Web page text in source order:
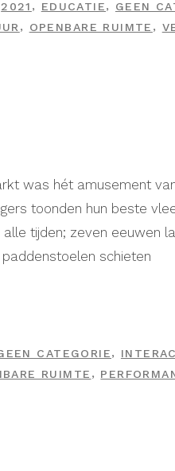
2021 , EDUCATIE, GEEN
, OPENBARE RUIMTE ,
was hét amusement
toonden hun beste
tijden; zeven eeuwen
schieten
CATEGORIE,
RUIMTE ,